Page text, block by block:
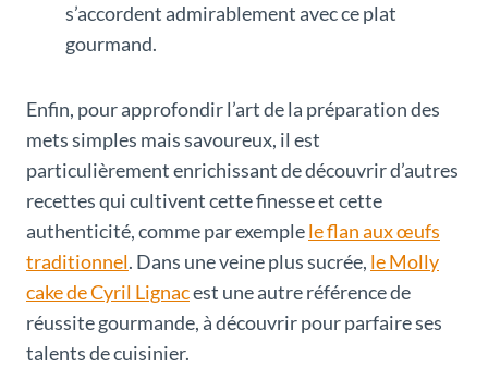
s’accordent admirablement avec ce plat
gourmand.
Enfin, pour approfondir l’art de la préparation des
mets simples mais savoureux, il est
particulièrement enrichissant de découvrir d’autres
recettes qui cultivent cette finesse et cette
authenticité, comme par exemplele flan aux œufs
traditionnel. Dans une veine plus sucrée, le Molly
cake de Cyril Lignacest une autre référence de
réussite gourmande, à découvrir pour parfaire ses
talents de cuisinier.